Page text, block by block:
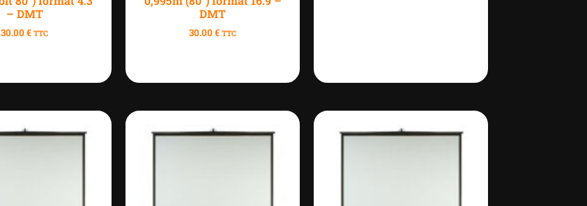
– DMT
30.00€ TTC
DMT
30.00€ TTC